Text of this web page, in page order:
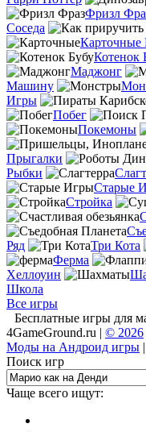
Фризл
Соседа
Котенок
Маджонг
Машину
Игры
Побег
Покемоны
Прыгалки
Рыбки
Старые
Стройка
Ряд
Три Кота
Ферма
Хеллоуин
Школа
Все игры
Бесплатные игры для
4GameGround.ru | © 2026
Моды на Андроид игры |
Поиск игр
Чаще всего ищут: